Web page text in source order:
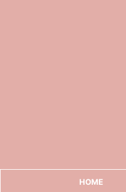
HOME